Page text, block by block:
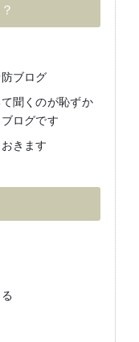
ブログ
聞くのが恥ずか
ログです
きます